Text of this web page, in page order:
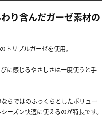
り含んだガーゼ素材の
トリプルガーゼを使用。
に感じるやさしさは一度使うと手
らではのふっくらとしたボリュー
ーズン快適に使えるのが特長です。